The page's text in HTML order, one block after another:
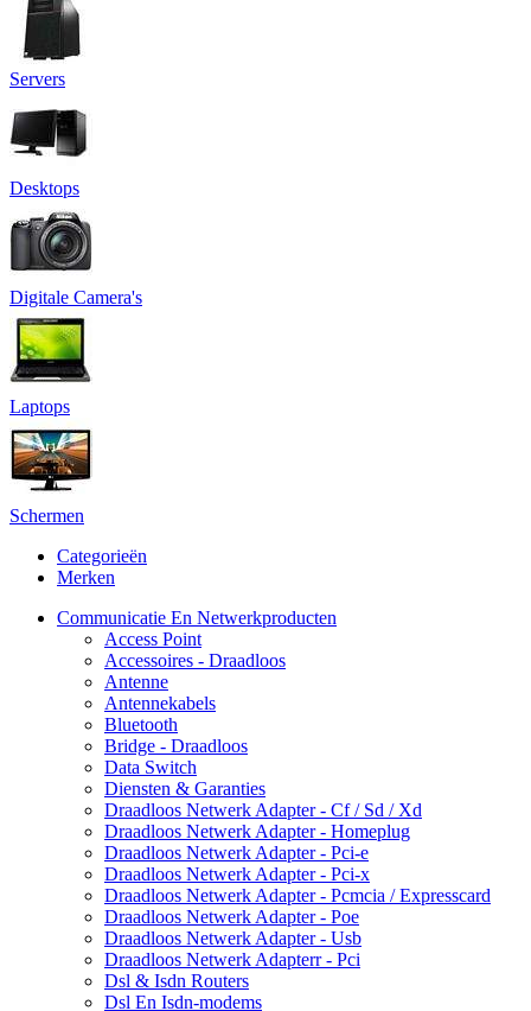
Servers
Desktops
Digitale Camera's
Laptops
Schermen
Categorieën
Merken
Communicatie En Netwerkproducten
Access Point
Accessoires - Draadloos
Antenne
Antennekabels
Bluetooth
Bridge - Draadloos
Data Switch
Diensten & Garanties
Draadloos Netwerk Adapter - Cf / Sd / Xd
Draadloos Netwerk Adapter - Homeplug
Draadloos Netwerk Adapter - Pci-e
Draadloos Netwerk Adapter - Pci-x
Draadloos Netwerk Adapter - Pcmcia / Expresscard
Draadloos Netwerk Adapter - Poe
Draadloos Netwerk Adapter - Usb
Draadloos Netwerk Adapterr - Pci
Dsl & Isdn Routers
Dsl En Isdn-modems